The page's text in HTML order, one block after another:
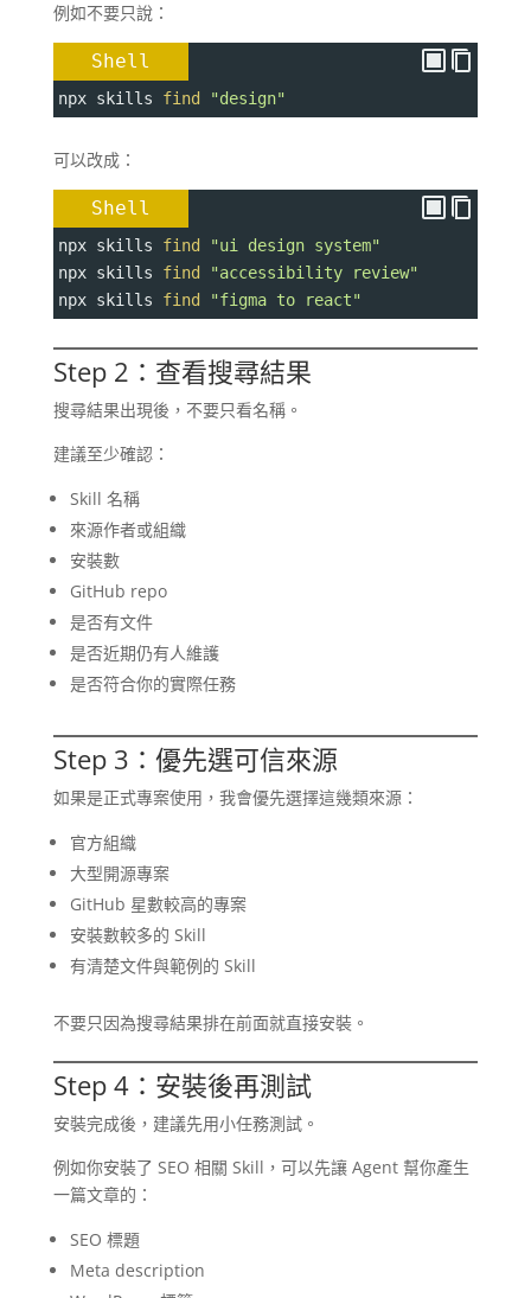
例如不要只說：
Shell
npx skills find "design"
可以改成：
Shell
npx skills find
"ui design system"
npx skills find
"accessibility review"
npx skills find "figma to react"
Step 2：查看搜尋結果
搜尋結果出現後，不要只看名稱。
建議至少確認：
Skill 名稱
來源作者或組織
安裝數
GitHub repo
是否有文件
是否近期仍有人維護
是否符合你的實際任務
Step 3：優先選可信來源
如果是正式專案使用，我會優先選擇這幾類來源：
官方組織
大型開源專案
GitHub 星數較高的專案
安裝數較多的 Skill
有清楚文件與範例的 Skill
不要只因為搜尋結果排在前面就直接安裝。
Step 4：安裝後再測試
安裝完成後，建議先用小任務測試。
例如你安裝了 SEO 相關 Skill，可以先讓 Agent 幫你產生
一篇文章的：
SEO 標題
Meta description